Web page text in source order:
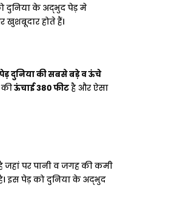
दुनिया के अद्भुद पेड़ मे
होते हैं।
दुनिया की सबसे बड़े व ऊंचे
ऊंचाई 380 फीटहै और ऐसा
जहां पर पानी व जगह की कमी
इस पेड़ को दुनिया के अद्भुद